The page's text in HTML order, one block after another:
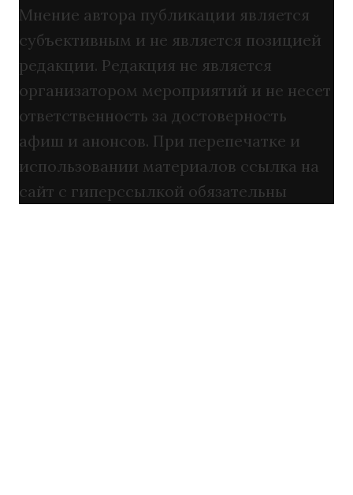
Мнение автора публикации является
субъективным и не является позицией
редакции. Редакция не является
организатором мероприятий и не несет
ответственность за достоверность
афиш и анонсов. При перепечатке и
использовании материалов ссылка на
сайт с гиперссылкой обязательны